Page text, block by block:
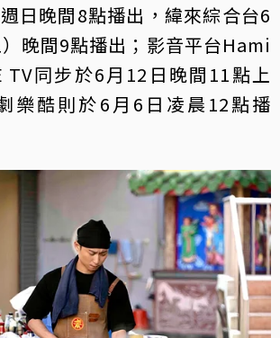
日晚間8點播出，緯來綜合台6
晚間9點播出；影音平台Hami
同步於6月12日晚間11點上
樂酷則於6月6日凌晨12點播